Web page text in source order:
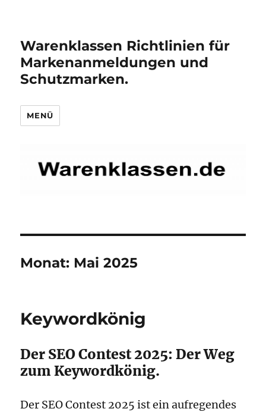
Warenklassen Richtlinien für
Markenanmeldungen und
Schutzmarken.
MENÜ
Monat: Mai 2025
Keywordkönig
Der SEO Contest 2025: Der Weg
zum Keywordkönig.
Der SEO Contest 2025 ist ein aufregendes